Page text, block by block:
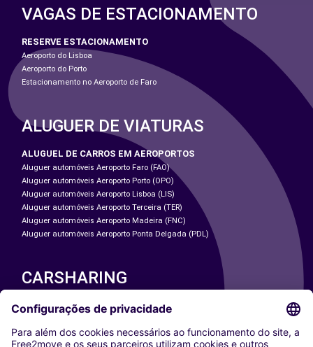
VAGAS DE ESTACIONAMENTO
RESERVE ESTACIONAMENTO
Aeroporto do Lisboa
Aeroporto do Porto
Estacionamento no Aeroporto de Faro
ALUGUER DE VIATURAS
ALUGUEL DE CARROS EM AEROPORTOS
Aluguer automóveis Aeroporto Faro (FAO)
Aluguer automóveis Aeroporto Porto (OPO)
Aluguer automóveis Aeroporto Lisboa (LIS)
Aluguer automóveis Aeroporto Terceira (TER)
Aluguer automóveis Aeroporto Madeira (FNC)
Aluguer automóveis Aeroporto Ponta Delgada (PDL)
CARSHARING
NOSSAS CIDADES
Washington DC